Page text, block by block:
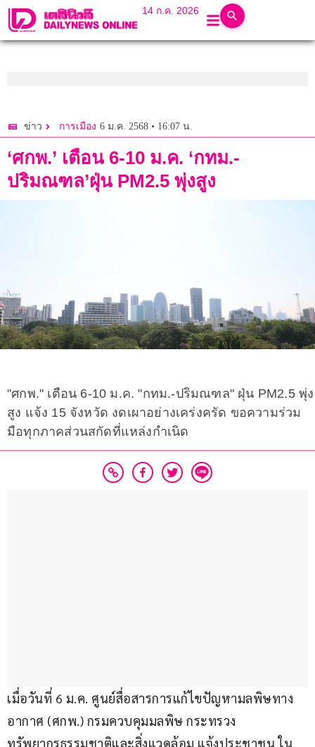
14 ก.ค. 2026
ข่าว การเมือง 6 ม.ค. 2568 • 16:07 น.
‘ศกพ.’ เตือน 6-10 ม.ค. ‘กทม.-
ปริมณฑล’ฝุ่น PM2.5 พุ่งสูง
"ศกพ." เตือน 6-10 ม.ค. "กทม.-ปริมณฑล" ฝุ่น PM2.5 พุ่ง
สูง แจ้ง 15 จังหวัด งดเผาอย่างเคร่งครัด ขอความร่วม
มือทุกภาคส่วนสกัดที่แหล่งกำเนิด
เมื่อวันที่ 6 ม.ค. ศูนย์สื่อสารการแก้ไขปัญหามลพิษทาง
อากาศ (ศกพ.) กรมควบคุมมลพิษ กระทรวง
ทรัพยากรธรรมชาติและสิ่งแวดล้อม แจ้งประชาชน ใน